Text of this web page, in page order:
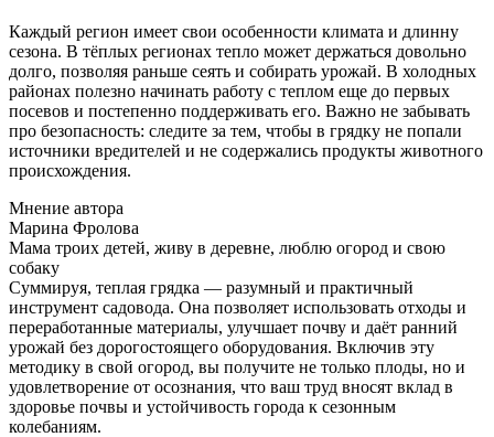
Каждый регион имеет свои особенности климата и длинну
сезона. В тёплых регионах тепло может держаться довольно
долго, позволяя раньше сеять и собирать урожай. В холодных
районах полезно начинать работу с теплом еще до первых
посевов и постепенно поддерживать его. Важно не забывать
про безопасность: следите за тем, чтобы в грядку не попали
источники вредителей и не содержались продукты животного
происхождения.
Мнение автора
Марина Фролова
Мама троих детей, живу в деревне, люблю огород и свою
собаку
Суммируя, теплая грядка — разумный и практичный
инструмент садовода. Она позволяет использовать отходы и
переработанные материалы, улучшает почву и даёт ранний
урожай без дорогостоящего оборудования. Включив эту
методику в свой огород, вы получите не только плоды, но и
удовлетворение от осознания, что ваш труд вносят вклад в
здоровье почвы и устойчивость города к сезонным
колебаниям.